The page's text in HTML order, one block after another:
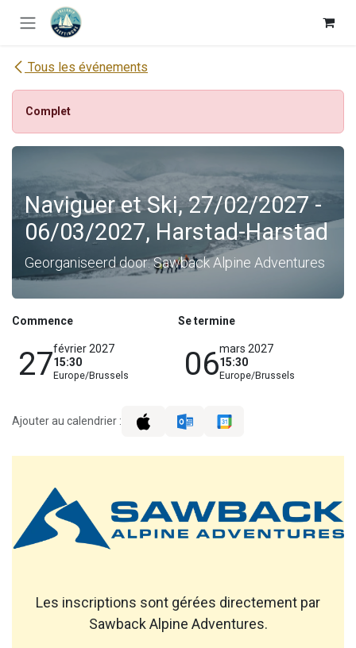
Se rendre au contenu
Tous les événements
Complet
Naviguer et Ski, 27/02/2027 -
06/03/2027, Harstad-Harstad
Georganiseerd door: Sawback Alpine Adventures
Commence
27février 2027
15:30
Europe/Brussels
Se termine
06mars 2027
15:30
Europe/Brussels
Ajouter au calendrier :
Les inscriptions sont gérées directement par
Sawback Alpine Adventures.